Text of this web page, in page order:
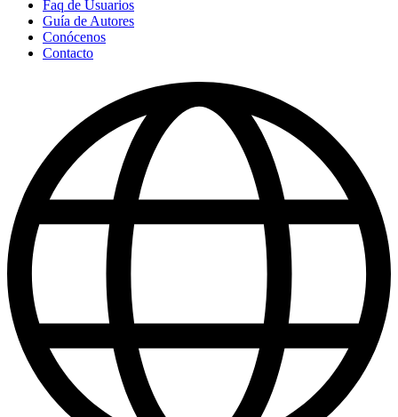
Faq de Usuarios
Guía de Autores
Conócenos
Contacto